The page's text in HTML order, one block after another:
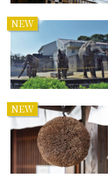
NEW
NEW